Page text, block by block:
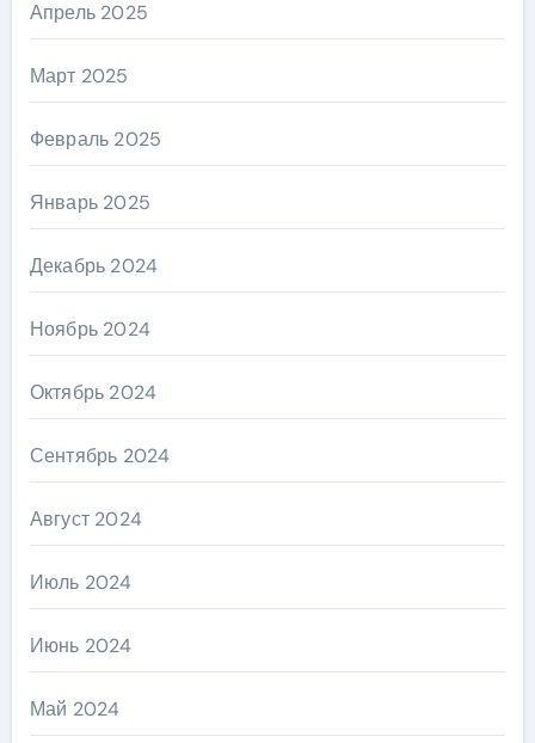
Апрель 2025
Март 2025
Февраль 2025
Январь 2025
Декабрь 2024
Ноябрь 2024
Октябрь 2024
Сентябрь 2024
Август 2024
Июль 2024
Июнь 2024
Май 2024